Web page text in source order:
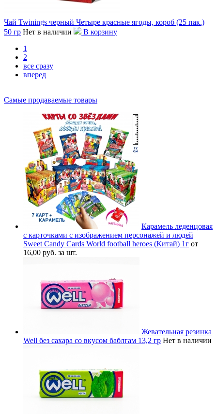
Чай Twinings черный Четыре красные ягоды, короб (25 пак.)
50 гр Нет в наличии
В корзину
1
2
все сразу
вперед
Самые продаваемые товары
Карамель леденцовая
с карточками с изображением персонажей и людей
Sweet Candy Cards World football heroes (Китай) 1г от
16,00 руб. за шт.
Жевательная резинка
Well без сахара со вкусом баблгам 13,2 гр Нет в наличии